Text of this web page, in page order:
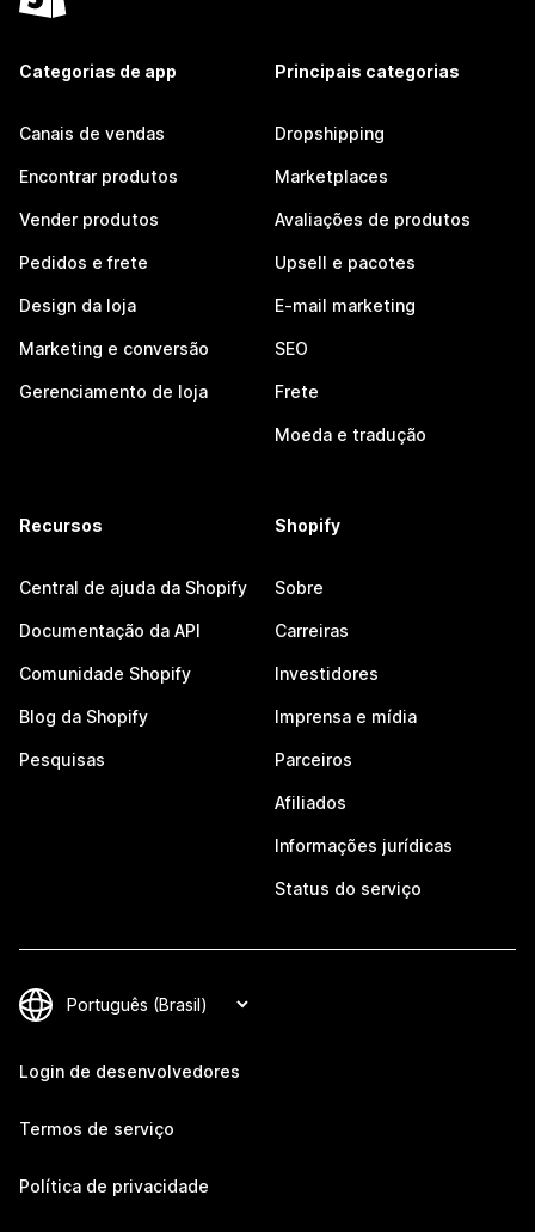
Categorias de app
Canais de vendas
Encontrar produtos
Vender produtos
Pedidos e frete
Design da loja
Marketing e conversão
Gerenciamento de loja
Principais categorias
Dropshipping
Marketplaces
Avaliações de produtos
Upsell e pacotes
E-mail marketing
SEO
Frete
Moeda e tradução
Recursos
Central de ajuda da Shopify
Documentação da API
Comunidade Shopify
Blog da Shopify
Pesquisas
Shopify
Sobre
Carreiras
Investidores
Imprensa e mídia
Parceiros
Afiliados
Informações jurídicas
Status do serviço
Login de desenvolvedores
Termos de serviço
Política de privacidade